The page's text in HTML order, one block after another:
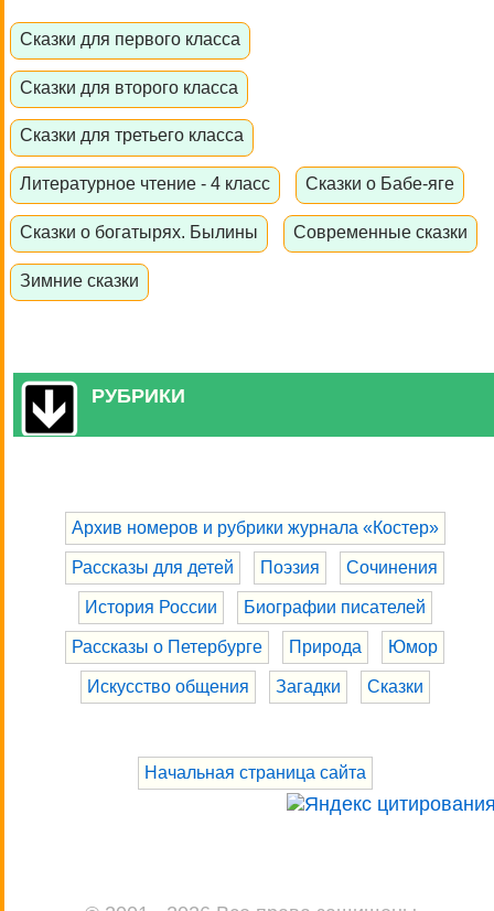
Сказки для первого класса
Сказки для второго класса
Сказки для третьего класса
Литературное чтение - 4 класс Сказки о Бабе-яге
Сказки о богатырях. Былины Современные сказки
Зимние сказки
РУБРИКИ
Архив номеров и рубрики журнала «Костер»
Рассказы для детей Поэзия Сочинения
История России Биографии писателей
Рассказы о Петербурге Природа Юмор
Искусство общения Загадки Сказки
Начальная страница сайта